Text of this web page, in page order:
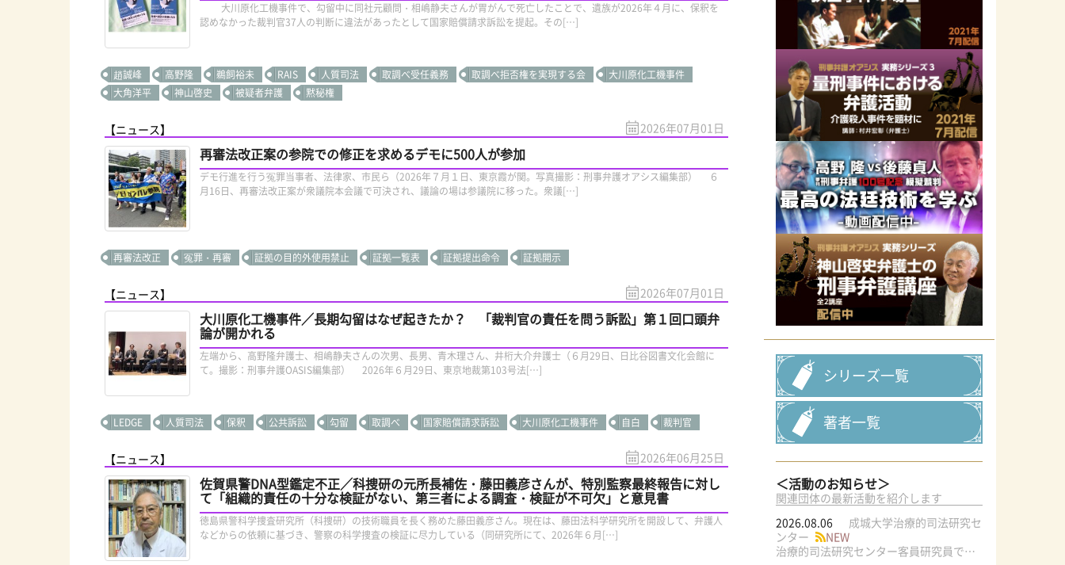
大川原化工機事件で、勾留中に同社元顧問・相嶋静夫さんが胃がんで死亡したことで、遺族が2026年４月に、保釈を
認めなかった裁判官37人の判断に違法があったとして国家賠償請求訴訟を提起。その[…]
趙誠峰 高野隆 鵜飼裕未 RAIS 人質司法 取調べ受任義務 取調べ拒否権を実現する会
大川原化工機事件
大角洋平
神山啓史 被疑者弁護 黙秘権
【ニュース】 2026年07月01日
再審法改正案の参院での修正を求めるデモに500人が参加
デモ行進を行う冤罪当事者、法律家、市民ら（2026年７月１日、東京霞が関。写真撮影：刑事弁護オアシス編集部） ６
月16日、再審法改正案が衆議院本会議で可決され、議論の場は参議院に移った。衆議[…]
再審法改正 冤罪・再審 証拠の目的外使用禁止 証拠一覧表 証拠提出命令 証拠開示
【ニュース】 2026年07月01日
大川原化工機事件／長期勾留はなぜ起きたか？ 「裁判官の責任を問う訴訟」第１回口頭弁
論が開かれる
左端から、高野隆弁護士、相嶋静夫さんの次男、長男、青木理さん、井桁大介弁護士（６月29日、日比谷図書文化会館に
て。撮影：刑事弁護OASIS編集部） 2026年６月29日、東京地裁第103号法[…]
LEDGE 人質司法 保釈 公共訴訟 勾留 取調べ 国家賠償請求訴訟 大川原化工機事件 自白 裁判官
【ニュース】 2026年06月25日
佐賀県警DNA型鑑定不正／科捜研の元所長補佐・藤田義彦さんが、特別監察最終報告に対し
て「組織的責任の十分な検証がない、第三者による調査・検証が不可欠」と意見書
徳島県警科学捜査研究所（科捜研）の技術職員を長く務めた藤田義彦さん。現在は、藤田法科学研究所を開設して、弁護人
などからの依頼に基づき、警察の科学捜査の検証に尽力している（同研究所にて、2026年６月[…]
シリーズ一覧
著者一覧
＜活動のお知らせ＞
関連団体の最新活動を紹介します
2026.08.06
成城大学治療的司法研究セ
ンター
NEW
治療的司法研究センター客員研究員で元・弁護士の菅原直美氏の論文が公刊されました